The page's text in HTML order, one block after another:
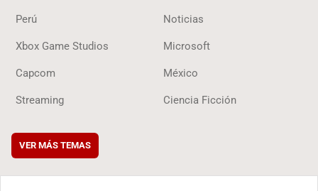
Perú Noticias
Xbox Game Studios Microsoft
Capcom México
Streaming Ciencia Ficción
VER MÁS TEMAS